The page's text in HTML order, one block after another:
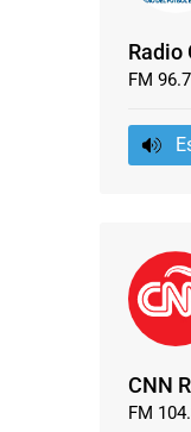
FM 96.7
FM